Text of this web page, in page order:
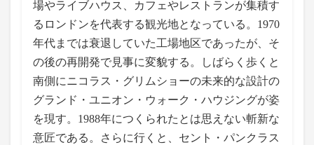
場やライブハウス、カフェやレストランが集積す
るロンドンを代表する観光地となっている。1970
年代までは衰退していた工場地区であったが、そ
の後の再開発で見事に変貌する。しばらく歩くと
南側にニコラス・グリムショーの未来的な設計の
グランド・ユニオン・ウォーク・ハウジングが姿
を現す。1988年につくられたとは思えない斬新な
意匠である。さらに行くと、セント・パンクラス